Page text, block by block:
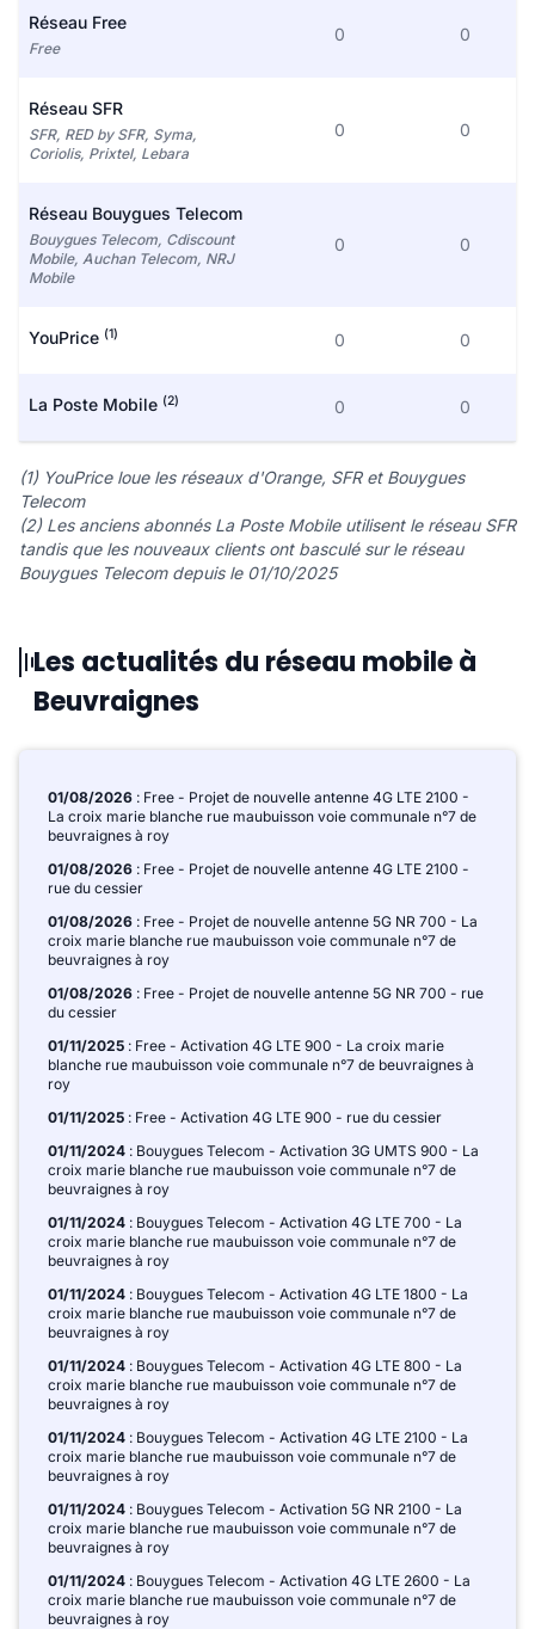
Réseau Free
Free
0 0
Réseau SFR
SFR, RED by SFR, Syma,
Coriolis, Prixtel, Lebara
0 0
Réseau Bouygues Telecom
Bouygues Telecom, Cdiscount
Mobile, Auchan Telecom, NRJ
Mobile
0 0
YouPrice (1) 0 0
La Poste Mobile (2) 0 0
(1) YouPrice loue les réseaux d'Orange, SFR et Bouygues
Telecom
(2) Les anciens abonnés La Poste Mobile utilisent le réseau SFR
tandis que les nouveaux clients ont basculé sur le réseau
Bouygues Telecom depuis le 01/10/2025
Les actualités du réseau mobile à
Beuvraignes
01/08/2026 : Free - Projet de nouvelle antenne 4G LTE 2100 -
La croix marie blanche rue maubuisson voie communale n°7 de
beuvraignes à roy
01/08/2026 : Free - Projet de nouvelle antenne 4G LTE 2100 -
rue du cessier
01/08/2026 : Free - Projet de nouvelle antenne 5G NR 700 - La
croix marie blanche rue maubuisson voie communale n°7 de
beuvraignes à roy
01/08/2026 : Free - Projet de nouvelle antenne 5G NR 700 - rue
du cessier
01/11/2025 : Free - Activation 4G LTE 900 - La croix marie
blanche rue maubuisson voie communale n°7 de beuvraignes à
roy
01/11/2025 : Free - Activation 4G LTE 900 - rue du cessier
01/11/2024 : Bouygues Telecom - Activation 3G UMTS 900 - La
croix marie blanche rue maubuisson voie communale n°7 de
beuvraignes à roy
01/11/2024 : Bouygues Telecom - Activation 4G LTE 700 - La
croix marie blanche rue maubuisson voie communale n°7 de
beuvraignes à roy
01/11/2024 : Bouygues Telecom - Activation 4G LTE 1800 - La
croix marie blanche rue maubuisson voie communale n°7 de
beuvraignes à roy
01/11/2024 : Bouygues Telecom - Activation 4G LTE 800 - La
croix marie blanche rue maubuisson voie communale n°7 de
beuvraignes à roy
01/11/2024 : Bouygues Telecom - Activation 4G LTE 2100 - La
croix marie blanche rue maubuisson voie communale n°7 de
beuvraignes à roy
01/11/2024 : Bouygues Telecom - Activation 5G NR 2100 - La
croix marie blanche rue maubuisson voie communale n°7 de
beuvraignes à roy
01/11/2024 : Bouygues Telecom - Activation 4G LTE 2600 - La
croix marie blanche rue maubuisson voie communale n°7 de
beuvraignes à roy